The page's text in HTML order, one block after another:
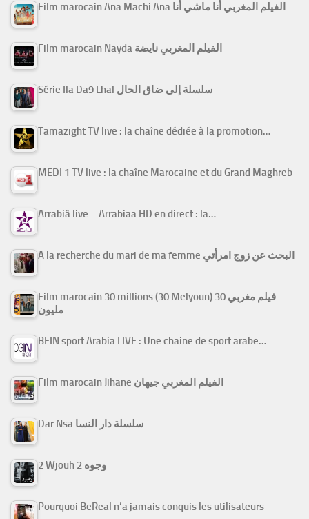
Film marocain Ana Machi Ana الفيلم المغربي أنا ماشي أنا
Film marocain Nayda الفيلم المغربي نايضة
Série Ila Da9 Lhal سلسلة إلى ضاق الحال
Tamazight TV live : la chaîne dédiée à la promotion…
MEDI 1 TV live : la chaîne Marocaine et du Grand Maghreb
Arrabiâ live – Arrabiaa HD en direct : la…
A la recherche du mari de ma femme البحث عن زوج امرأتي
Film marocain 30 millions (30 Melyoun) فيلم مغربي 30
مليون
BEIN sport Arabia LIVE : Une chaine de sport arabe…
Film marocain Jihane الفيلم المغربي جيهان
Dar Nsa سلسلة دار النسا
2 Wjouh 2 وجوه
Pourquoi BeReal n’a jamais conquis les utilisateurs